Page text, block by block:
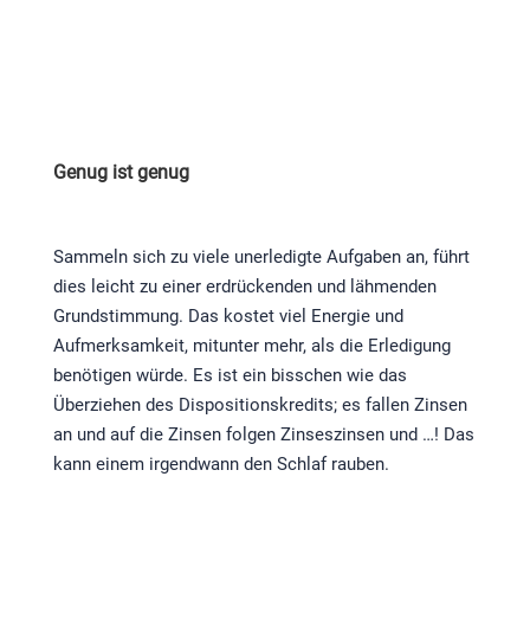
Genug ist genug
Sammeln sich zu viele unerledigte Aufgaben an, führt
dies leicht zu einer erdrückenden und lähmenden
Grundstimmung. Das kostet viel Energie und
Aufmerksamkeit, mitunter mehr, als die Erledigung
benötigen würde. Es ist ein bisschen wie das
Überziehen des Dispositionskredits; es fallen Zinsen
an und auf die Zinsen folgen Zinseszinsen und …! Das
kann einem irgendwann den Schlaf rauben.